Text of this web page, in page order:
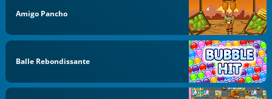
Amigo Pancho
Balle Rebondissante